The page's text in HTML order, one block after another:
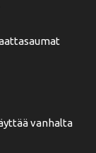
vanhalta